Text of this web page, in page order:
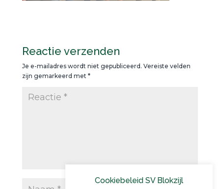
Reactie verzenden
Je e-mailadres wordt niet gepubliceerd. Vereiste velden
zijn gemarkeerd met *
Cookiebeleid SV Blokzijl